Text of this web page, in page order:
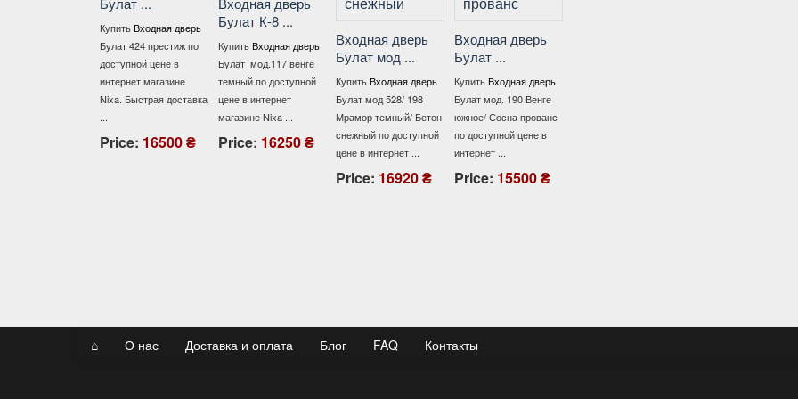
КупитьВходная дверь
Булат 424 престиж по
доступной цене в
интернет магазине
Nixa. Быстрая доставка
Price:16500 ₴
Булат К-8 ...
КупитьВходная дверь
Булат мод.117 венге
темный по доступной
цене в интернет
магазине Nixa ...
Price:16250 ₴
Входная дверь
Булат мод ...
КупитьВходная дверь
Булат мод 528/ 198
Мрамор темный/ Бетон
снежный по доступной
цене в интернет ...
Price:16920 ₴
Входная дверь
Булат ...
КупитьВходная дверь
Булат мод. 190 Венге
южное/ Сосна прованс
по доступной цене в
интернет ...
Price:15500 ₴
Купить
темный / бетон серый
⌂ О нас Доставка и оплата Блог FAQ Контакты